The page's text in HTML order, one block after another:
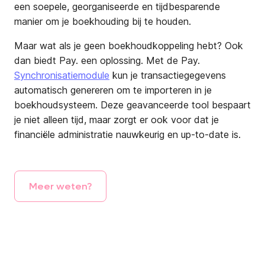
een soepele, georganiseerde en tijdbesparende
manier om je boekhouding bij te houden.
Maar wat als je geen boekhoudkoppeling hebt? Ook
dan biedt Pay. een oplossing. Met de Pay.
Synchronisatiemodule kun je transactiegegevens
automatisch genereren om te importeren in je
boekhoudsysteem. Deze geavanceerde tool bespaart
je niet alleen tijd, maar zorgt er ook voor dat je
financiële administratie nauwkeurig en up-to-date is.
Meerweten?